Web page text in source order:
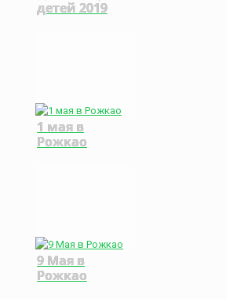
детей 2019
1 мая в
Рожкао
9 Мая в
Рожкао